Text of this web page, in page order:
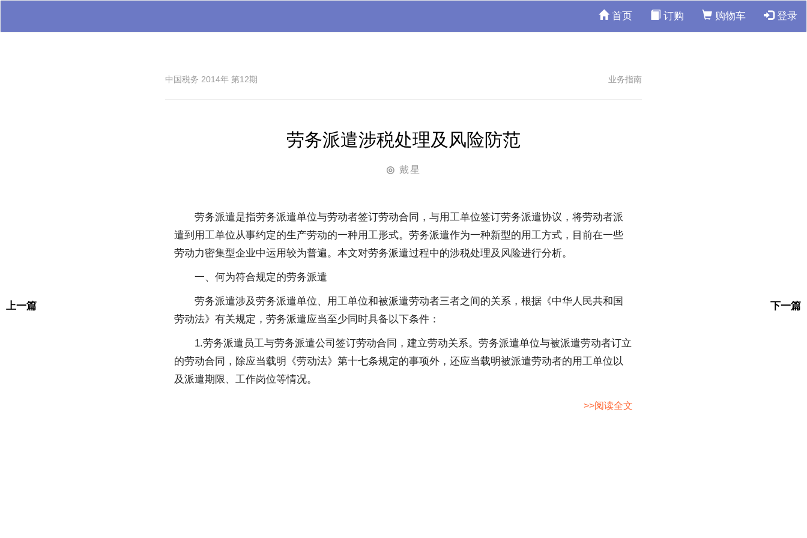
首页 订购 购物车 登录
中国税务 2014年 第12期 业务指南
劳务派遣涉税处理及风险防范
◎ 戴星
上一篇 下一篇
劳务派遣是指劳务派遣单位与劳动者签订劳动合同，与用工单位签订劳务派遣协议，将劳动者派
遣到用工单位从事约定的生产劳动的一种用工形式。劳务派遣作为一种新型的用工方式，目前在一些
劳动力密集型企业中运用较为普遍。本文对劳务派遣过程中的涉税处理及风险进行分析。
一、何为符合规定的劳务派遣
劳务派遣涉及劳务派遣单位、用工单位和被派遣劳动者三者之间的关系，根据《中华人民共和国
劳动法》有关规定，劳务派遣应当至少同时具备以下条件：
1.劳务派遣员工与劳务派遣公司签订劳动合同，建立劳动关系。劳务派遣单位与被派遣劳动者订立
的劳动合同，除应当载明《劳动法》第十七条规定的事项外，还应当载明被派遣劳动者的用工单位以
及派遣期限、工作岗位等情况。
>>阅读全文